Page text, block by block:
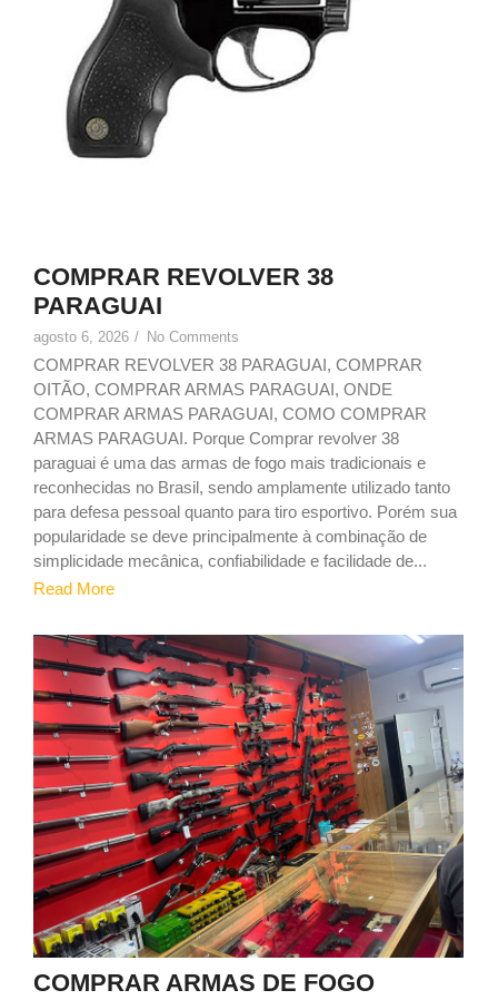
COMPRAR REVOLVER 38
PARAGUAI
agosto 6, 2026 / No Comments
COMPRAR REVOLVER 38 PARAGUAI, COMPRAR
OITÃO, COMPRAR ARMAS PARAGUAI, ONDE
COMPRAR ARMAS PARAGUAI, COMO COMPRAR
ARMAS PARAGUAI. Porque Comprar revolver 38
paraguai é uma das armas de fogo mais tradicionais e
reconhecidas no Brasil, sendo amplamente utilizado tanto
para defesa pessoal quanto para tiro esportivo. Porém sua
popularidade se deve principalmente à combinação de
simplicidade mecânica, confiabilidade e facilidade de...
Read More
1
COMPRAR ARMAS DE FOGO